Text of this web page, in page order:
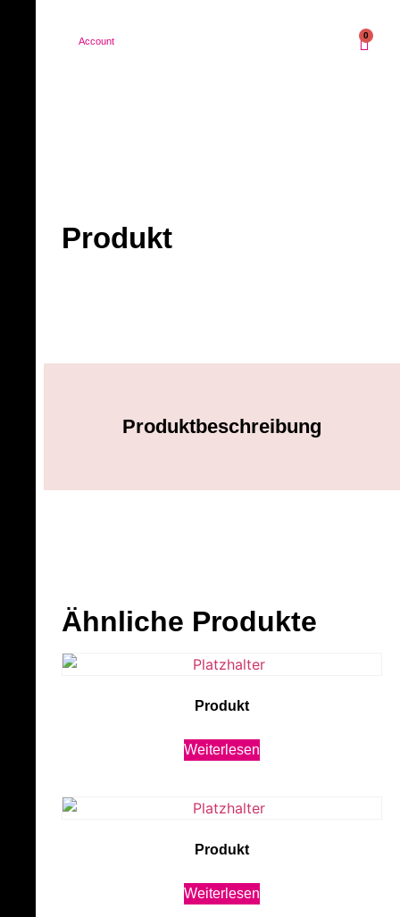
Account
0
Produkt
Produktbeschreibung
Ähnliche Produkte
Produkt
Weiterlesen
Produkt
Weiterlesen